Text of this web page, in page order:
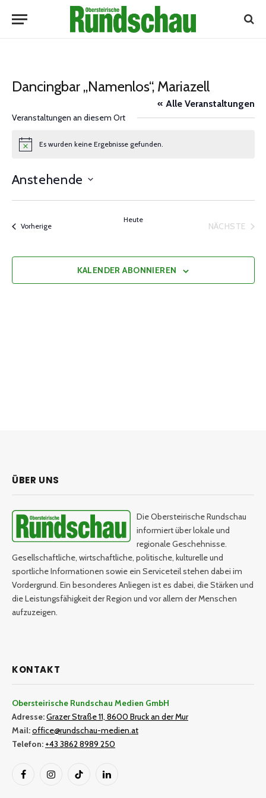
Dancingbar „Namenlos“, Mariazell
« Alle Veranstaltungen
Veranstaltungen an diesem Ort
Notice Es wurden keine Ergebnisse gefunden.
Anstehende
VorherigeVeranstaltungen
Heute
NÄCHSTE
KALENDER ABONNIEREN
ÜBER UNS
Die Obersteirische Rundschau
informiert über lokale und
regionale Geschehnisse.
Gesellschaftliche, wirtschaftliche, politische, kulturelle und
sportliche Informationen sowie ein Serviceteil stehen dabei im
Vordergrund. Ein besonderes Anliegen ist es dabei, die Stärken und
die Leistungsfähigkeit der Region und vor allem der Menschen
aufzuzeigen.
KONTAKT
Obersteirische Rundschau Medien GmbH
Adresse:Grazer Straße 11, 8600 Bruck an der Mur
Mail:office@rundschau-medien.at
Telefon: +43 3862 8989 250
FacebookInstagramTikTok LinkedIn